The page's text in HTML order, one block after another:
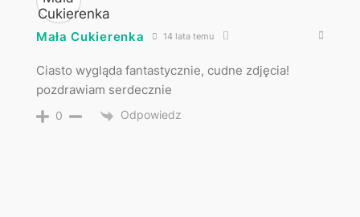
Mała Cukierenka 14 lata temu
Ciasto wygląda fantastycznie, cudne zdjęcia!
pozdrawiam serdecznie
0 Odpowiedz